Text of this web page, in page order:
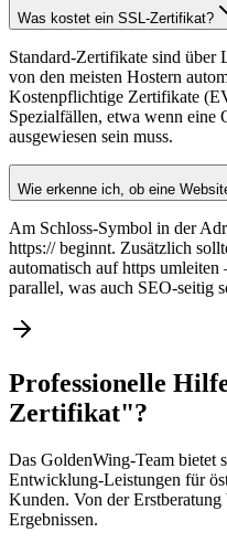
Was kostet ein SSL-Zertifikat?
Standard-Zertifikate sind über
von den meisten Hostern
Kostenpflichtige Zertifikate
Spezialfällen, etwa wenn eine
ausgewiesen sein muss.
Wie erkenne ich, ob eine
Am Schloss-Symbol in der
https:// beginnt. Zusätzlich
automatisch auf https
parallel, was auch SEO-seitig
Professionelle
Zertifikat"?
Das GoldenWing-Team bietet
Entwicklung-Leistungen für
Kunden. Von der
Ergebnissen.